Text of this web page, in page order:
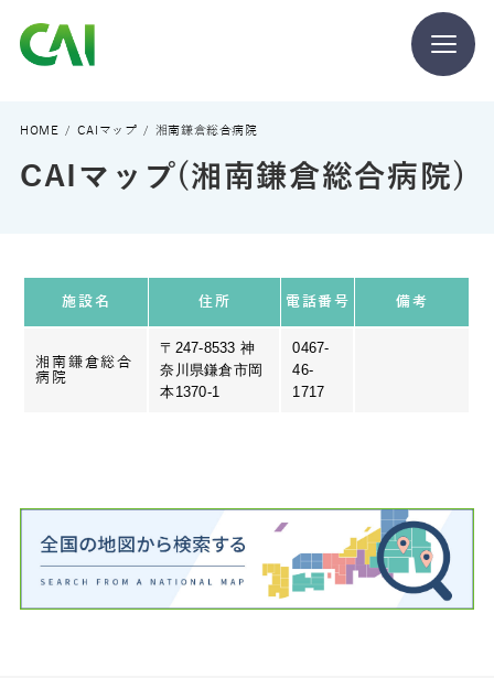
CAIとは
CAIを目指す方へ
HOME CAIマップ 湘南鎌倉総合病院
CAIマップ(湘南鎌倉総合病院)
施設名 住所 電話番号 備考
湘南鎌倉総合
病院
〒247-8533 神
奈川県鎌倉市岡
本1370-1
0467-
46-
1717